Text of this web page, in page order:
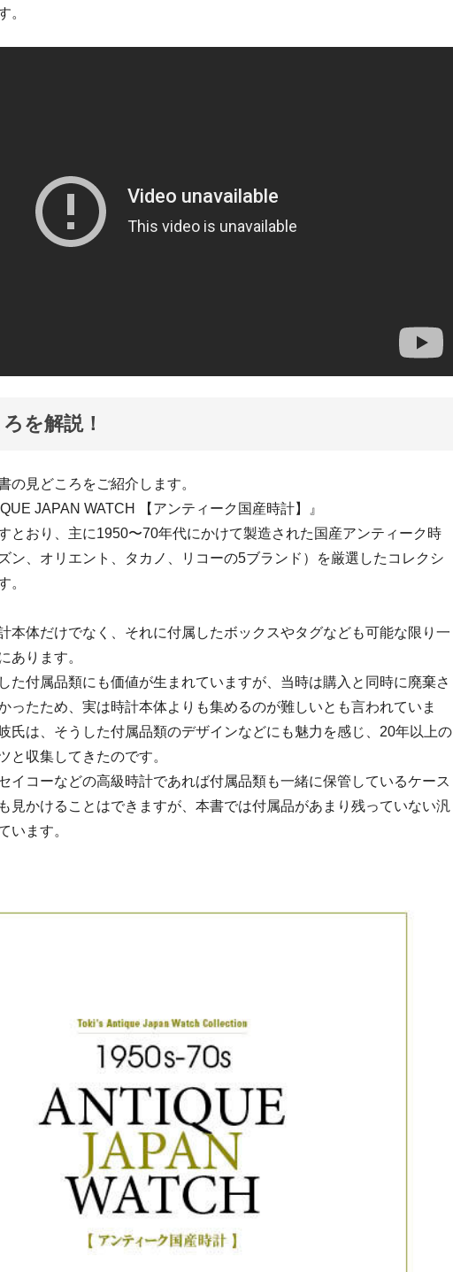
。
を解説！
見どころをご紹介します。
JAPAN WATCH 【アンティーク国産時計】』
とおり、主に1950〜70年代にかけて製造された国産アンティーク時
ン、オリエント、タカノ、リコーの5ブランド）を厳選したコレクシ
。
本体だけでなく、それに付属したボックスやタグなども可能な限り一
あります。
た付属品類にも価値が生まれていますが、当時は購入と同時に廃棄さ
ったため、実は時計本体よりも集めるのが難しいとも言われていま
氏は、そうした付属品類のデザインなどにも魅力を感じ、20年以上の
と収集してきたのです。
イコーなどの高級時計であれば付属品類も一緒に保管しているケース
見かけることはできますが、本書では付属品があまり残っていない汎
います。